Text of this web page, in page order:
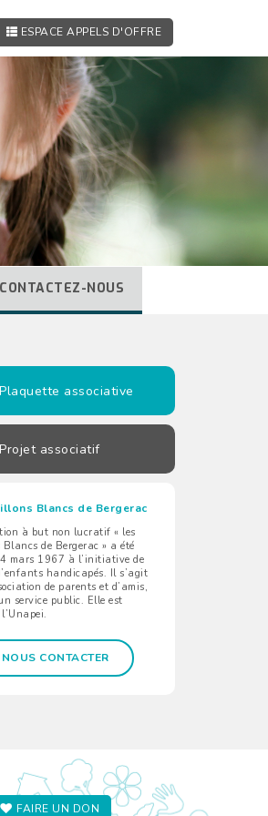
ESPACE APPELS D'OFFRE
CONTACTEZ-NOUS
Plaquette associative
Projet associatif
Blancs de Bergerac
à but non lucratif « les
de Bergerac » a été
mars 1967 à l’initiative de
handicapés. Il s’agit
de parents et d’amis,
service public. Elle est
NOUS CONTACTER
FAIRE UN DON